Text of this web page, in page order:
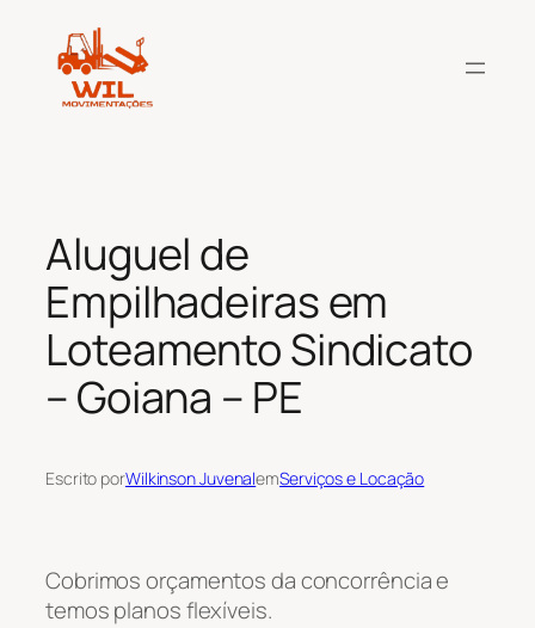
conteúdo
Aluguel de
Empilhadeiras em
Loteamento Sindicato
– Goiana – PE
Escrito porWilkinson JuvenalemServiços e Locação
Cobrimos orçamentos da concorrência e
temos planos flexíveis.